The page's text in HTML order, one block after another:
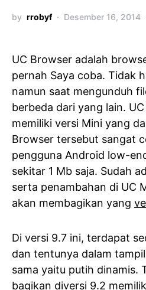
by rrobyf Desember 16, 2014
UC Browser adalah
pernah Saya coba. Tidak
namun saat mengunduh
berbeda dari yang lain.
memiliki versi Mini yang
Browser tersebut sangat
pengguna Android low-
sekitar 1 Mb saja. Sudah
serta penambahan di UC
akan membagikan yang
Di versi 9.7 ini, terdapat
dan tentunya dalam
sama yaitu putih dinamis.
bagikan diversi 9.2